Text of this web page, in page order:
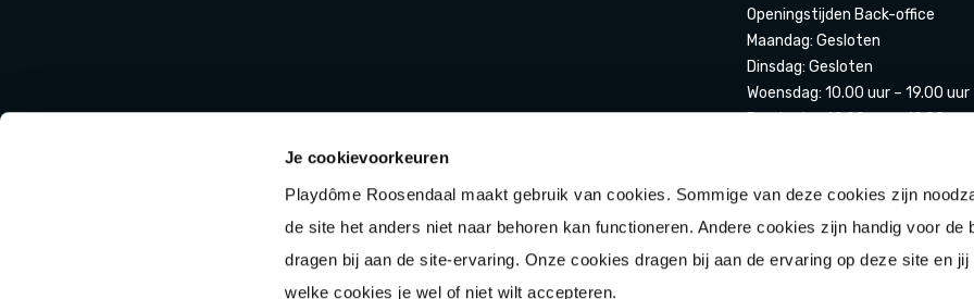
Je cookievoorkeuren
Playdôme Roosendaal maakt gebruik van cookies. Sommige van deze cookies zijn
de site het anders niet naar behoren kan functioneren. Andere cookies zijn handig voor de
dragen bij aan de site-ervaring. Onze cookies dragen bij aan de ervaring op deze site en jij
welke cookies je wel of niet wilt accepteren.
Openingstijden Back-office
Maandag: Gesloten
Dinsdag: Gesloten
Woensdag: 10.00 uur – 19.00 uur
Donderdag 12.00 uur – 19.00 uur
Zondag: 12.00 uur – 17.00 uur
Klik hier voor uitgebreide